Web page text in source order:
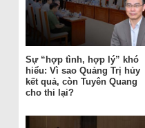
Sự “hợp tình, hợp lý” khó
hiểu: Vì sao Quảng Trị hủy
kết quả, còn Tuyên Quang
cho thi lại?